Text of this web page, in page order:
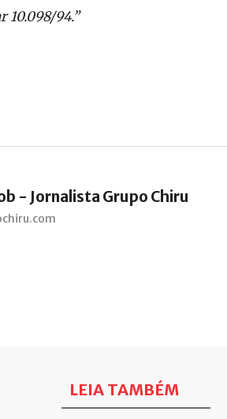
10.098/94.”
- Jornalista Grupo Chiru
LEIA TAMBÉM